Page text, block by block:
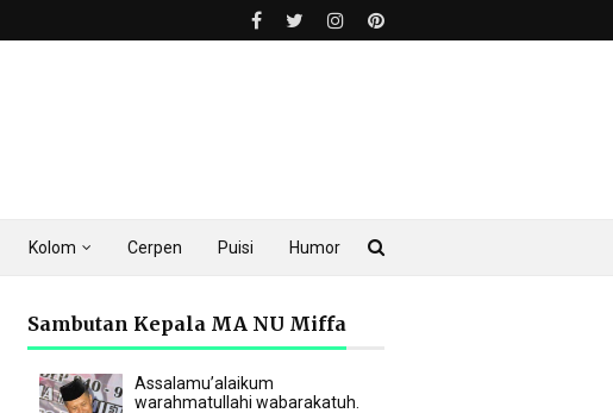
Kolom Cerpen Puisi Humor
Sambutan Kepala MA NU Miffa
Assalamu’alaikum
warahmatullahi wabarakatuh.